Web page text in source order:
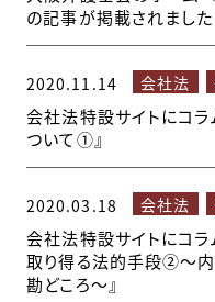
の記事が掲載されました
2020.11.14 会社法
会社法特設サイトにコラ
ついて①』
2020.03.18 会社法
会社法特設サイトにコラ
取り得る法的手段②～内
勘どころ～』